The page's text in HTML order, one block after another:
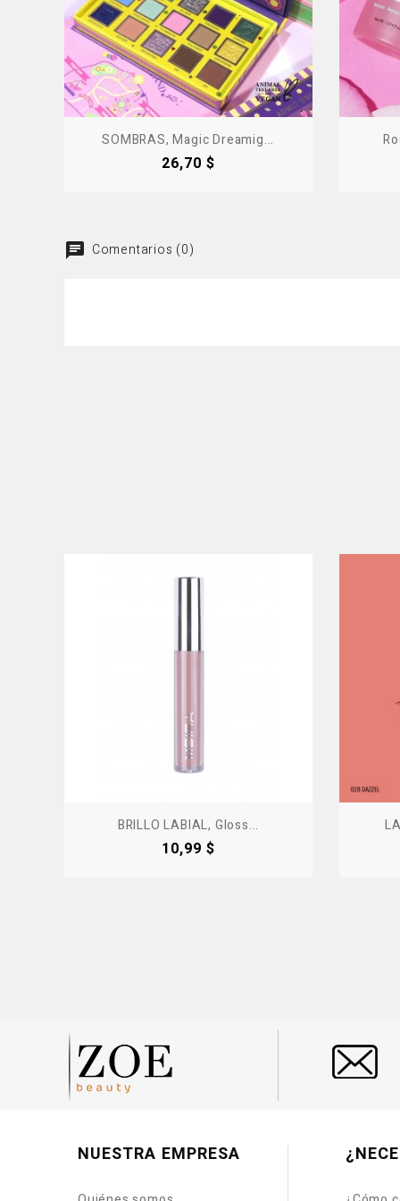
SOMBRAS, Magic Dreamig...
Precio
26,70 $
Comentarios (0)
BRILLO LABIAL, Gloss...
Precio
10,99 $
NUESTRA EMPRESA